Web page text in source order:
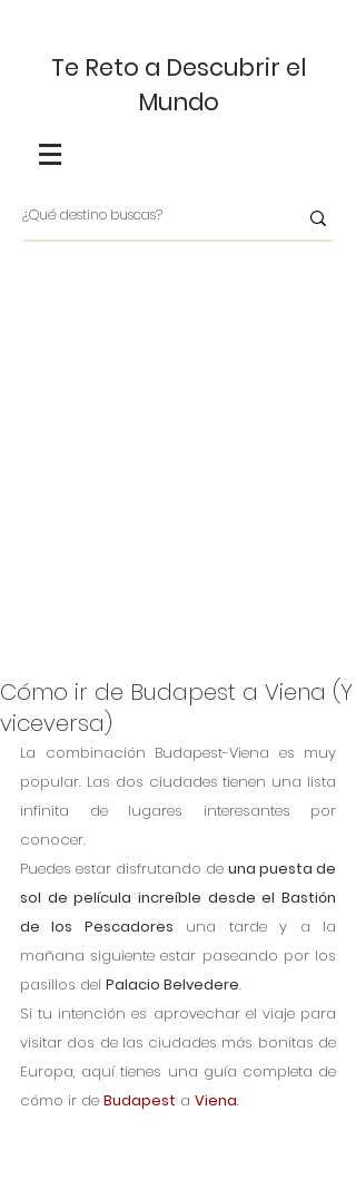
Te Reto a Descubrir el
Mundo
Cómo ir de Budapest a Viena (Y
viceversa)
La combinación Budapest-Viena es muy
popular. Las dos ciudades tienen una lista
infinita de lugares interesantes por
conocer.
Puedes estar disfrutando de una puesta de
sol de película increíble desde el Bastión
de los Pescadores una tarde y a la
mañana siguiente estar paseando por los
pasillos del Palacio Belvedere.
Si tu intención es aprovechar el viaje para
visitar dos de las ciudades más bonitas de
Europa, aquí tienes una guía completa de
cómo ir de Budapest a Viena.